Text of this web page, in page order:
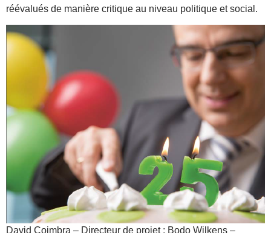
réévalués de manière critique au niveau politique et social.
David Coimbra – Directeur de projet ; Bodo Wilkens –